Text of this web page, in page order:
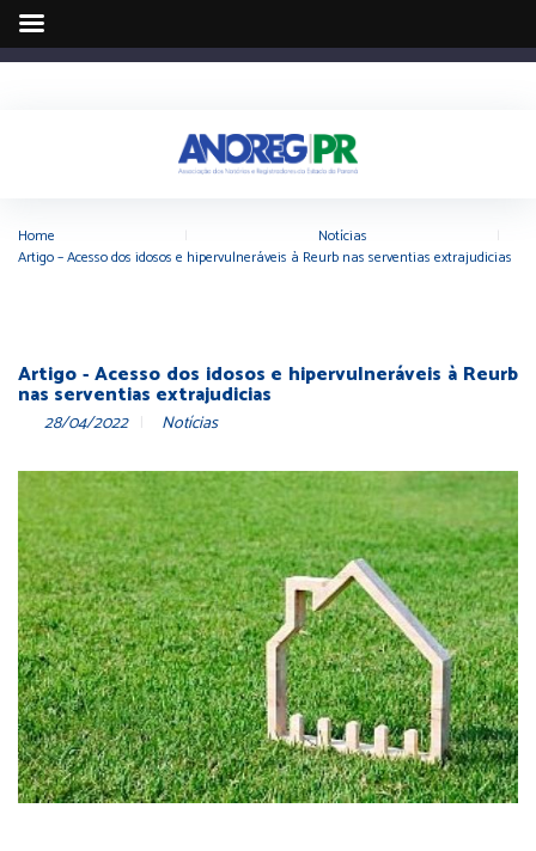
Home Notícias
Artigo – Acesso dos idosos e hipervulneráveis à Reurb nas serventias extrajudicias
Artigo - Acesso dos idosos e hipervulneráveis à Reurb
nas serventias extrajudicias
28/04/2022 Notícias